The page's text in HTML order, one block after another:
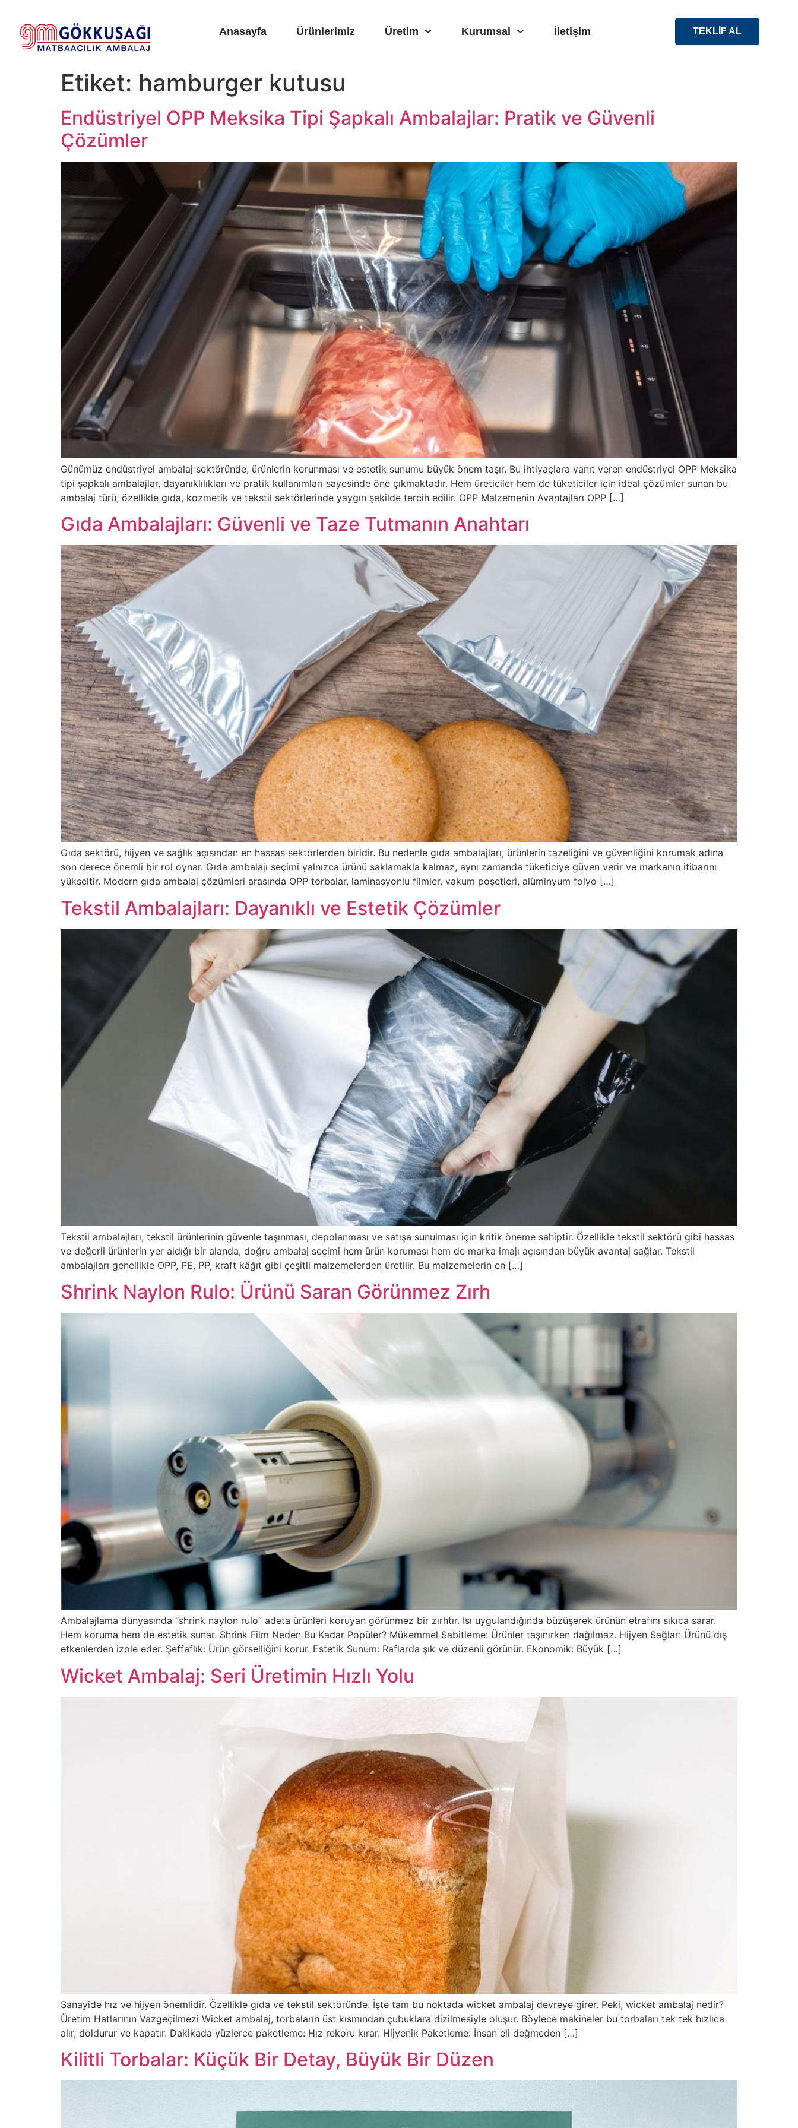
Anasayfa Ürünlerimiz Üretim Kurumsal İletişim TEKLİF AL
Etiket: hamburger kutusu
Endüstriyel OPP Meksika Tipi Şapkalı Ambalajlar: Pratik ve Güvenli
Çözümler
Günümüz endüstriyel ambalaj sektöründe, ürünlerin korunması ve estetik sunumu büyük önem taşır. Bu ihtiyaçlara yanıt veren endüstriyel OPP Meksika
tipi şapkalı ambalajlar, dayanıklılıkları ve pratik kullanımları sayesinde öne çıkmaktadır. Hem üreticiler hem de tüketiciler için ideal çözümler sunan bu
ambalaj türü, özellikle gıda, kozmetik ve tekstil sektörlerinde yaygın şekilde tercih edilir. OPP Malzemenin Avantajları OPP […]
Gıda Ambalajları: Güvenli ve Taze Tutmanın Anahtarı
Gıda sektörü, hijyen ve sağlık açısından en hassas sektörlerden biridir. Bu nedenle gıda ambalajları, ürünlerin tazeliğini ve güvenliğini korumak adına
son derece önemli bir rol oynar. Gıda ambalajı seçimi yalnızca ürünü saklamakla kalmaz, aynı zamanda tüketiciye güven verir ve markanın itibarını
yükseltir. Modern gıda ambalaj çözümleri arasında OPP torbalar, laminasyonlu filmler, vakum poşetleri, alüminyum folyo […]
Tekstil Ambalajları: Dayanıklı ve Estetik Çözümler
Tekstil ambalajları, tekstil ürünlerinin güvenle taşınması, depolanması ve satışa sunulması için kritik öneme sahiptir. Özellikle tekstil sektörü gibi hassas
ve değerli ürünlerin yer aldığı bir alanda, doğru ambalaj seçimi hem ürün koruması hem de marka imajı açısından büyük avantaj sağlar. Tekstil
ambalajları genellikle OPP, PE, PP, kraft kâğıt gibi çeşitli malzemelerden üretilir. Bu malzemelerin en […]
Shrink Naylon Rulo: Ürünü Saran Görünmez Zırh
Ambalajlama dünyasında “shrink naylon rulo” adeta ürünleri koruyan görünmez bir zırhtır. Isı uygulandığında büzüşerek ürünün etrafını sıkıca sarar.
Hem koruma hem de estetik sunar. Shrink Film Neden Bu Kadar Popüler? Mükemmel Sabitleme: Ürünler taşınırken dağılmaz. Hijyen Sağlar: Ürünü dış
etkenlerden izole eder. Şeffaflık: Ürün görselliğini korur. Estetik Sunum: Raflarda şık ve düzenli görünür. Ekonomik: Büyük […]
Wicket Ambalaj: Seri Üretimin Hızlı Yolu
Sanayide hız ve hijyen önemlidir. Özellikle gıda ve tekstil sektöründe. İşte tam bu noktada wicket ambalaj devreye girer. Peki, wicket ambalaj nedir?
Üretim Hatlarının Vazgeçilmezi Wicket ambalaj, torbaların üst kısmından çubuklara dizilmesiyle oluşur. Böylece makineler bu torbaları tek tek hızlıca
alır, doldurur ve kapatır. Dakikada yüzlerce paketleme: Hız rekoru kırar. Hijyenik Paketleme: İnsan eli değmeden […]
Kilitli Torbalar: Küçük Bir Detay, Büyük Bir Düzen